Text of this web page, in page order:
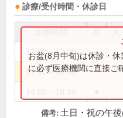
診療/受付時間・休診日
11:00～12:30 ●
14:00～18:00
お盆(8月中旬)は休診・
に必ず医療機関に直接ご
備考: 土日・祝の午